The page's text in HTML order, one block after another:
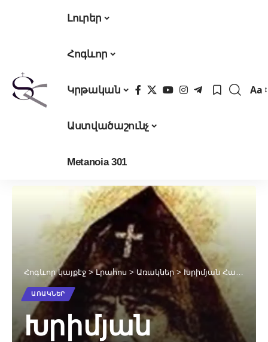
Լուրեր
Հոգևոր
Կրթական
Աստվածաշունչ
Metanoia 301
Aa
Հոգևոր կայքէջ >Լրահոս > Առակներ >Խրիմյան Հայրիկ. 10 Միտք
ԱՌԱԿՆԵՐ
Խրիմյան